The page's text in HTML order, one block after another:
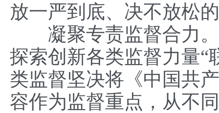
放一严到底、决不放松
凝聚专责监督合力。
探索创新各类监督力量“
类监督坚决将《中国共
容作为监督重点，从不